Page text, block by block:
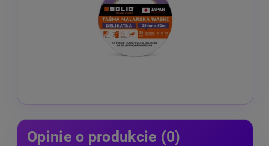
Opinie o produkcie (0)